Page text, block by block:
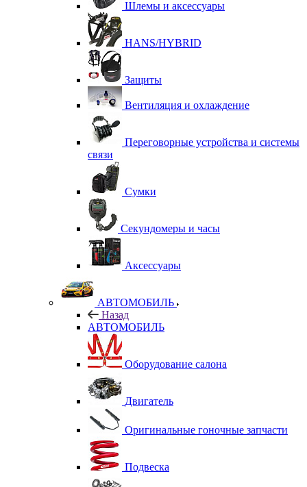
Шлемы и аксессуары
HANS/HYBRID
Защиты
Вентиляция и охлаждение
Переговорные устройства и системы
связи
Сумки
Секундомеры и часы
Аксессуары
АВТОМОБИЛЬ
Назад
АВТОМОБИЛЬ
Оборудование салона
Двигатель
Оригинальные гоночные запчасти
Подвеска